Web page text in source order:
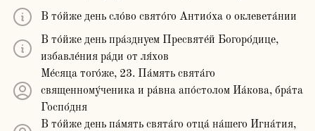
В то́йже день сло́во свято́го Антио́ха о оклевета́нии
В то́йже день пра́зднуем Пресвяте́й Богоро́дице,
избавле́ния ра́ди от ля́хов
Ме́сяца того́же, 23. Па́мять свята́го
священному́ченика и ра́вна апо́столом Иа́кова, бра́та
Госпо́дня
В то́йже день па́мять свята́го отца́ на́шего Игна́тия,